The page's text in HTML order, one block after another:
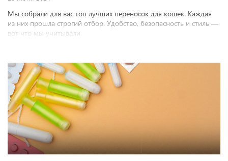
Мы собрали для вас топ лучших переносок для кошек. Каждая
из них прошла строгий отбор. Удобство, безопасность и стиль —
вот что мы учитывали.